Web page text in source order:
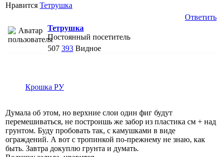
Нравится Тетрушка
Ответить
Тетрушка
Постоянный посетитель
507 393 Видное
Крошка РУ
Думала об этом, но верхние слои один фиг будут
перемешиваться, не построишь же забор из пластика см + над
грунтом. Буду пробовать так, с камушками в виде
ограждений. А вот с тропинкой по-прежнему не знаю, как
быть. Завтра докуплю грунта и думать.